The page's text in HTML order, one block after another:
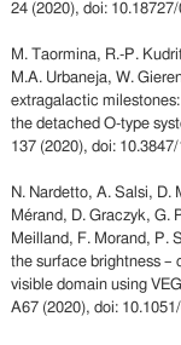
24 (2020), doi:
M. Taormina, R.-P.
M.A. Urbaneja, W.
extragalactic
the detached O-type
137 (2020), doi:
N. Nardetto, A. Salsi, D.
Mérand, D. Graczyk, G.
Meilland, F. Morand, P.
the surface brightness –
visible domain using
A67 (2020), doi: